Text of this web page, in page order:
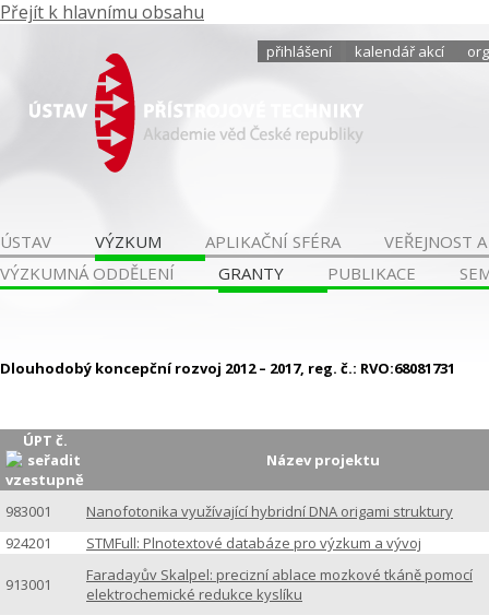
Přejít k hlavnímu obsahu
přihlášení kalendář akcí
ÚSTAV VÝZKUM APLIKAČNÍ SFÉRA
VEŘEJNOST
VÝZKUMNÁ ODDĚLENÍ
GRANTY PUBLIKACE
Dlouhodobý koncepční rozvoj 2012 – 2017, reg. č.: RVO:68081731
ÚPT č.
Název projektu
983001
Nanofotonika využívající hybridní DNA origami struktury
924201
STMFull: Plnotextové databáze pro výzkum a vývoj
913001
Faradayův Skalpel: precizní ablace mozkové tkáně pomocí
elektrochemické redukce kyslíku